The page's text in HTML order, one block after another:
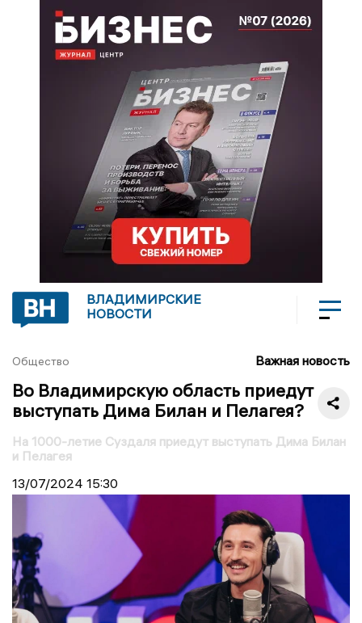
ВЛАДИМИРСКИЕ
НОВОСТИ
Общество Важная новость
Во Владимирскую область приедут
выступать Дима Билан и Пелагея?
На 1000-летие Суздаля приедут выступать Дима Билан
и Пелагея
13/07/2024 15:30